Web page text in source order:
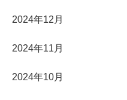
2024年12月
2024年11月
2024年10月